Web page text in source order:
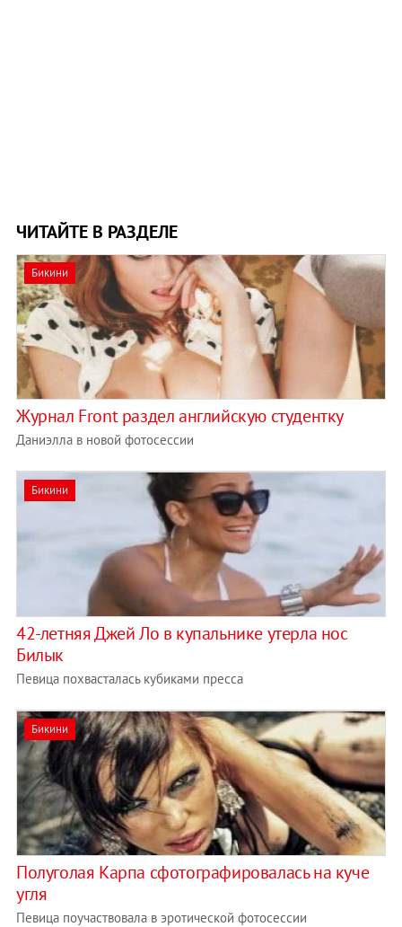
ЧИТАЙТЕ В РАЗДЕЛЕ
Бикини
Журнал Front раздел английскую студентку
Даниэлла в новой фотосессии
Бикини
42-летняя Джей Ло в купальнике утерла нос
Билык
Певица похвасталась кубиками пресса
Бикини
Полуголая Карпа сфотографировалась на куче
угля
Певица поучаствовала в эротической фотосессии